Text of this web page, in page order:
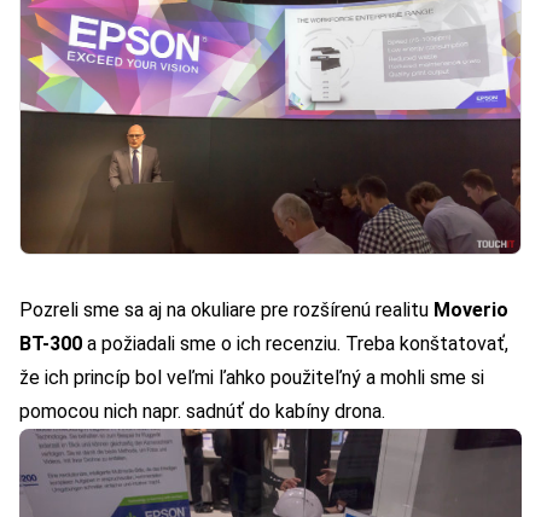
Pozreli sme sa aj na okuliare pre rozšírenú realitu Moverio
BT-300 a požiadali sme o ich recenziu. Treba konštatovať,
že ich princíp bol veľmi ľahko použiteľný a mohli sme si
pomocou nich napr. sadnúť do kabíny drona.